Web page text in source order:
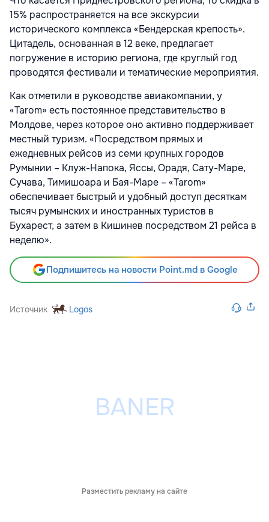
15% распространяется на все экскурсии
исторического комплекса «Бендерская крепость».
Цитадель, основанная в 12 веке, предлагает
погружение в историю региона, где круглый год
проводятся фестивали и тематические мероприятия.
Как отметили в руководстве авиакомпании, у
«Tarom» есть постоянное представительство в
Молдове, через которое оно активно поддерживает
местный туризм. «Посредством прямых и
ежедневных рейсов из семи крупных городов
Румынии – Клуж-Напока, Яссы, Орадя, Сату-Маре,
Сучава, Тимишоара и Бая-Маре – «Tarom»
обеспечивает быстрый и удобный доступ десяткам
тысяч румынских и иностранных туристов в
Бухарест, а затем в Кишинев посредством 21 рейса в
неделю».
Подпишитесь на новости Point.md в Google
Источник Logos
Разместить рекламу на сайте